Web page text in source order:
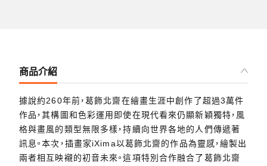
商品介紹
據說約260年前，葛飾北齋在繪畫生涯中創作了超過3萬件
作品，其構圖和色彩運用即使在現代看來仍顯新穎獨特，風
格與畫風的類型無限多樣，持續向世界各地的人們傳遞著
訊息。本次，插畫家iXima以葛飾北齋的作品為靈感，繪製出
兩者相互映襯的初音未來。這項特別合作融合了葛飾北齋